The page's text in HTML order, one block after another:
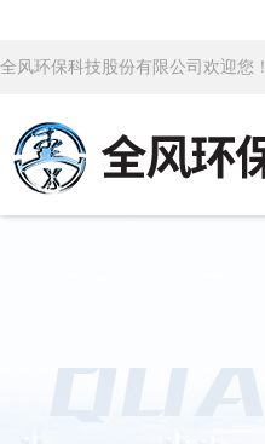
全风环保科技股份有限公司欢迎您！